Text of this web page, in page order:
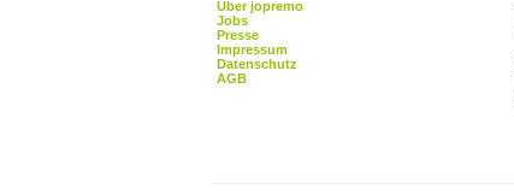
Über jopremo
Jobs
Presse
Impressum
Datenschutz
AGB